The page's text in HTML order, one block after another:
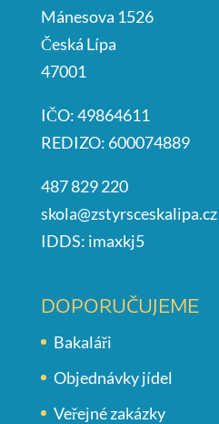
Mánesova 1526
Česká Lípa
47001
IČO: 49864611
REDIZO: 600074889
487 829 220
skola@zstyrsceskalipa.cz
IDDS: imaxkj5
DOPORUČUJEME
Bakaláři
Objednávky jídel
Veřejné zakázky